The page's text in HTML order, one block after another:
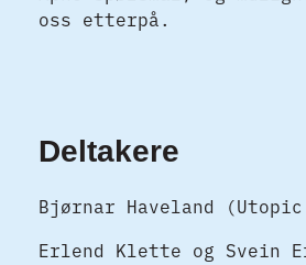
oss etterpå.
Deltakere
Bjørnar Haveland
Erlend Klette og Svein